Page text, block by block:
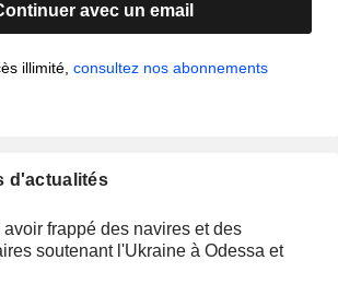
avec un email
illimité, consultez nos abonnements
d'actualités
avoir frappé des navires et des
soutenant l'Ukraine à Odessa et